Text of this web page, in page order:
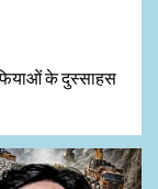
के दुस्साहस